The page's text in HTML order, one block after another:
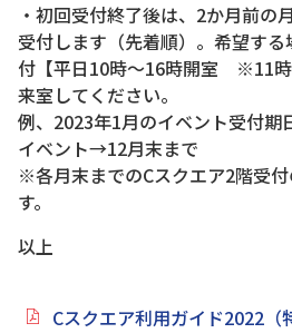
・初回受付終了後は、2か月前の
受付します（先着順）。希望す
付【平日10時～16時開室 ※11時
来室してください。
例、2023年1月のイベント受付
イベント→12月末まで
※各月末までのCスクエア2階受
す。
以上
Cスクエア利用ガイド2022（